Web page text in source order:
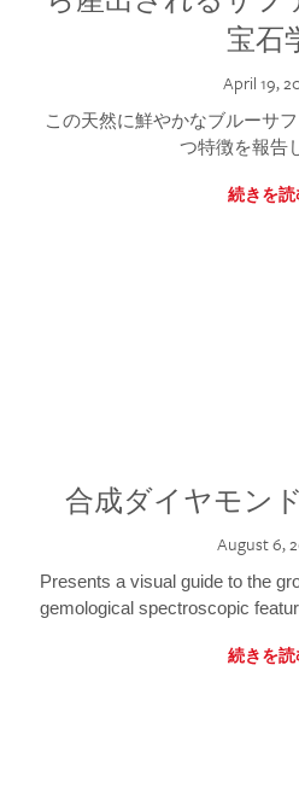
宝石
April 19,
この天然に鮮やかなブルーサ
つ特徴を報告
続きを
合成ダイヤモン
August 6,
Presents a visual guide to the
gemological spectroscopic
続きを